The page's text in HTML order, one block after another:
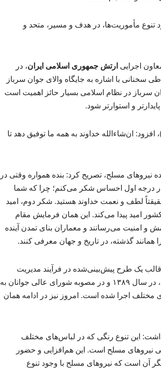
تنوع مأموریت‌ها، در هدف و مسیر، متحد و
اجرایی ارتش جمهوری اسلامی ایران، در
با اشاره به جایگاه والای جوان سرباز
در نظام اسلامی بسیار حائز اهمیت است
و استوارتر شود.
ان‌شاءالله خداوند به همه ما توفیق دهد تا
نیروهای مسلح، تصریح کرد: بنده همواره وقتی در
درجه اول احساس شکر می‌کنم؛ چرا که شما
لطف و نعمت خداوند هستید. شکر دوم، امید
امید پیدا می‌کند. این همان فرمایش مقام
امنیت می‌رسانند و معماران بنای تمدن آینده
همانند گذشته، در تاریخ و جهان معرفی کنند.
یک طرح پیش‌بینی‌شده در فرآیند مدیریت
استعدادها، معرفی الگوها و تجلیل از جوانان برتر و معرفی آنان به جامعه، در سال ۱۳۸۹ و در مصوبه شورای عالی جوانان به
تاکنون در قالب برنامه‌های مختلف اجرا شده است. امروز نیز در ادامه همان
این تنوع رنگی که در لباس‌های مختلف
نیروهای مسلح است. این هم‌افزایی و حضور
آن است که نیروهای مسلح با وجود تنوع